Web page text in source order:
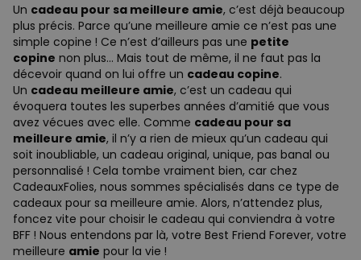
Un cadeau pour sa meilleure amie, c’est déjà beaucoup
plus précis. Parce qu’une meilleure amie ce n’est pas une
simple copine ! Ce n’est d’ailleurs pas une petite
copine non plus… Mais tout de même, il ne faut pas la
décevoir quand on lui offre un cadeau copine.
Un cadeau meilleure amie, c’est un cadeau qui
évoquera toutes les superbes années d’amitié que vous
avez vécues avec elle. Comme cadeau pour sa
meilleure amie, il n’y a rien de mieux qu’un cadeau qui
soit inoubliable, un cadeau original, unique, pas banal ou
personnalisé ! Cela tombe vraiment bien, car chez
CadeauxFolies, nous sommes spécialisés dans ce type de
cadeaux pour sa meilleure amie. Alors, n’attendez plus,
foncez vite pour choisir le cadeau qui conviendra à votre
BFF ! Nous entendons par là, votre Best Friend Forever, votre
meilleure amie pour la vie !